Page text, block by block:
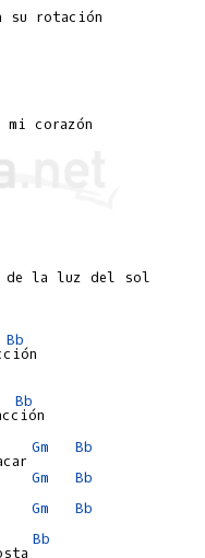
su rotación
corazón
de la luz del sol
Bb
Bb
Gm
Bb
Gm
Bb
Gm
Bb
Bb